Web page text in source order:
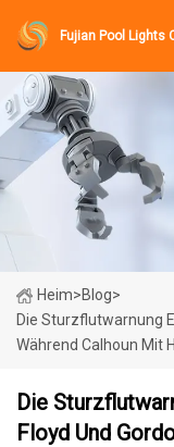
Fujian Pool Lights
Heim>Blog>
Die Sturzflutwarnung
Während Calhoun Mit
Die
Floyd Und